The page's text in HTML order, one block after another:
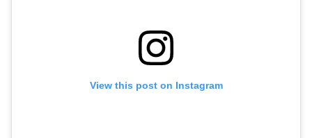
View this post on Instagram